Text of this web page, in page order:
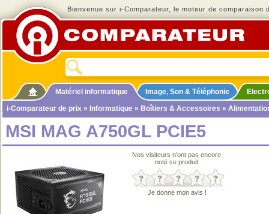
Bienvenue sur i-Comparateur, le moteur de comparaison
Matériel informatique Image, Son & Téléphonie
i-Comparateur de prix » Informatique » Boîtiers & Accessoires »
MSI MAG A750GL PCIE5
Nos visiteurs n'ont pas encore
noté ce produit
Je donne mon avis !